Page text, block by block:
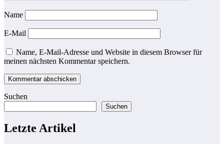
Name
E-Mail
Name, E-Mail-Adresse und Website in diesem Browser für
meinen nächsten Kommentar speichern.
Suchen
Suchen
Letzte Artikel